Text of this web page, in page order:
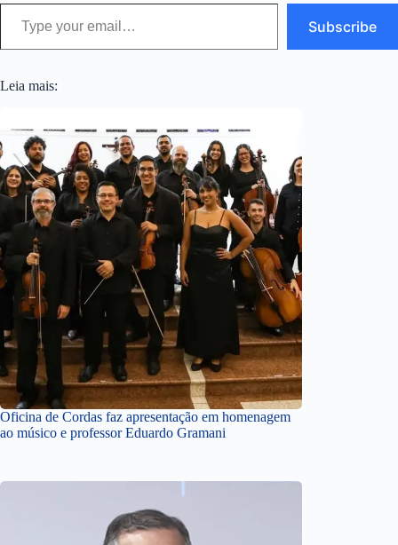
Subscribe
Leia mais:
Oficina de Cordas faz apresentação em homenagem
ao músico e professor Eduardo Gramani